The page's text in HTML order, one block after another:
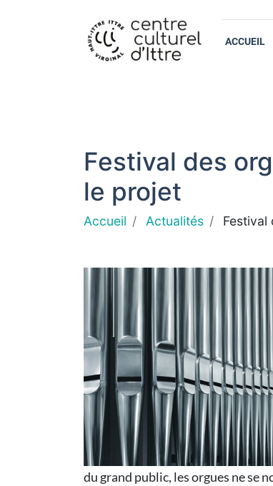
ACCUEIL
Festival des
le projet
Accueil Actualités
du grand public, les orgues ne se